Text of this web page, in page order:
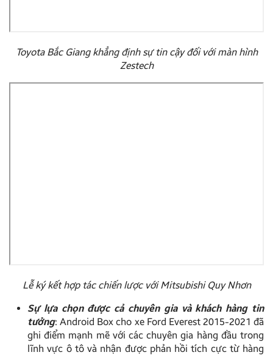
Toyota Bắc Giang khẳng định sự tin cậy đối với màn hình
Zestech
Lễ ký kết hợp tác chiến lược với Mitsubishi Quy Nhơn
Sự lựa chọn được cả chuyên gia và khách hàng tin
tưởng: Android Box cho xe Ford Everest 2015-2021 đã
ghi điểm mạnh mẽ với các chuyên gia hàng đầu trong
lĩnh vực ô tô và nhận được phản hồi tích cực từ hàng